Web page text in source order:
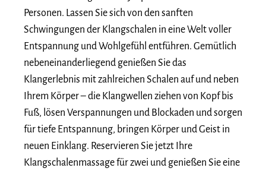
Personen. Lassen Sie sich von den sanften
Schwingungen der Klangschalen in eine Welt voller
Entspannung und Wohlgefühl entführen. Gemütlich
nebeneinanderliegend genießen Sie das
Klangerlebnis mit zahlreichen Schalen auf und neben
Ihrem Körper – die Klangwellen ziehen von Kopf bis
Fuß, lösen Verspannungen und Blockaden und sorgen
für tiefe Entspannung, bringen Körper und Geist in
neuen Einklang. Reservieren Sie jetzt Ihre
Klangschalenmassage für zwei und genießen Sie eine